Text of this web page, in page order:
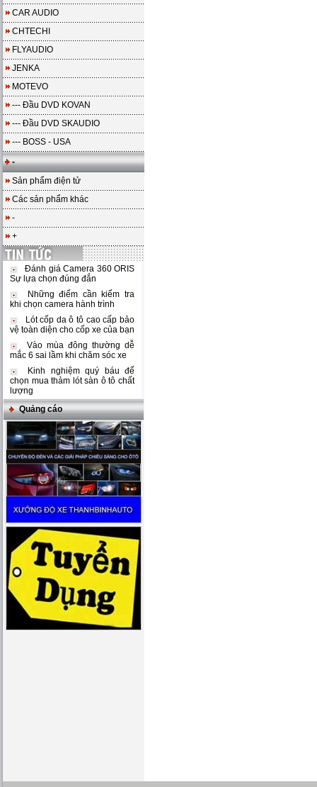
CAR AUDIO
CHTECHI
FLYAUDIO
JENKA
MOTEVO
--- Đầu DVD KOVAN
--- Đầu DVD SKAUDIO
--- BOSS - USA
-
Sản phẩm điện tử
Các sản phẩm khác
-
+
Đánh giá Camera 360 ORIS
Sự lựa chọn đúng đắn
Những điểm cần kiểm tra
khi chọn camera hành trình
Lót cốp da ô tô cao cấp bảo
vệ toàn diện cho cốp xe của bạn
Vào mùa đông thường dễ
mắc 6 sai lầm khi chăm sóc xe
Kinh nghiệm quý báu để
chọn mua thảm lót sàn ô tô chất
lượng
Quảng cáo